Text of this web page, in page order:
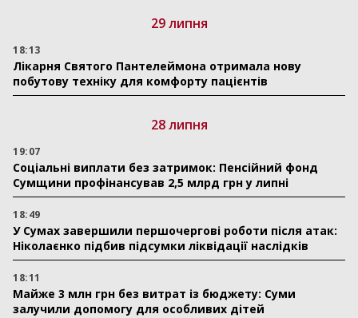
29 липня
18:13
Лікарня Святого Пантелеймона отримала нову
побутову техніку для комфорту пацієнтів
28 липня
19:07
Соціальні виплати без затримок: Пенсійний фонд
Сумщини профінансував 2,5 млрд грн у липні
18:49
У Сумах завершили першочергові роботи після атак:
Ніколаєнко підбив підсумки ліквідації наслідків
18:11
Майже 3 млн грн без витрат із бюджету: Суми
залучили допомогу для особливих дітей